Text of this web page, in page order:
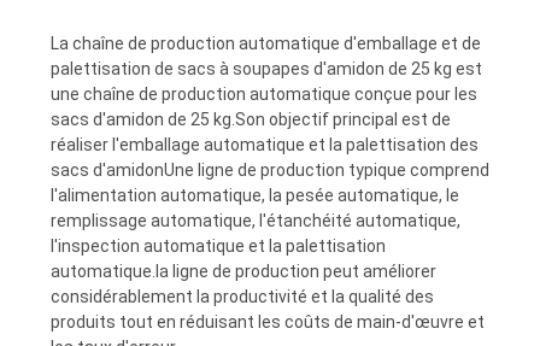
La chaîne de production automatique d'emballage et de
palettisation de sacs à soupapes d'amidon de 25 kg est
une chaîne de production automatique conçue pour les
sacs d'amidon de 25 kg.Son objectif principal est de
réaliser l'emballage automatique et la palettisation des
sacs d'amidonUne ligne de production typique comprend
l'alimentation automatique, la pesée automatique, le
remplissage automatique, l'étanchéité automatique,
l'inspection automatique et la palettisation
automatique.la ligne de production peut améliorer
considérablement la productivité et la qualité des
produits tout en réduisant les coûts de main-d'œuvre et